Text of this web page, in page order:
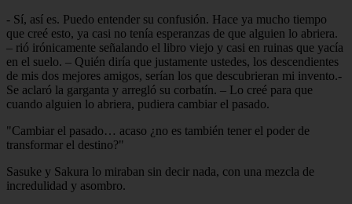
- Sí, así es. Puedo entender su confusión. Hace ya mucho tiempo
que creé esto, ya casi no tenía esperanzas de que alguien lo abriera.
– rió irónicamente señalando el libro viejo y casi en ruinas que yacía
en el suelo. – Quién diría que justamente ustedes, los descendientes
de mis dos mejores amigos, serían los que descubrieran mi invento.-
Se aclaró la garganta y arregló su corbatín. – Lo creé para que
cuando alguien lo abriera, pudiera cambiar el pasado.
"Cambiar el pasado… acaso ¿no es también tener el poder de
transformar el destino?"
Sasuke y Sakura lo miraban sin decir nada, con una mezcla de
incredulidad y asombro.